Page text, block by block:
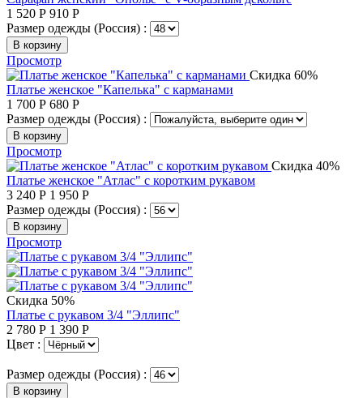
1 520 Р 910 Р
Размер одежды (Россия) :
В корзину
Просмотр
Скидка 60%
Платье женское "Капелька" с карманами
1 700 Р 680 Р
Размер одежды (Россия) :
В корзину
Просмотр
Скидка 40%
Платье женское "Атлас" с коротким рукавом
3 240 Р 1 950 Р
Размер одежды (Россия) :
В корзину
Просмотр
Скидка 50%
Платье с рукавом 3/4 "Эллипс"
2 780 Р 1 390 Р
Цвет :
Размер одежды (Россия) :
В корзину